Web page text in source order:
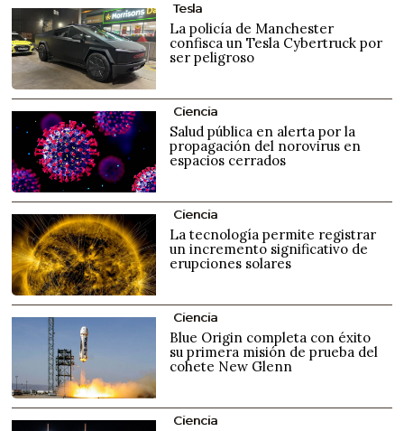
Tesla
La policía de Manchester
confisca un Tesla Cybertruck por
ser peligroso
Ciencia
Salud pública en alerta por la
propagación del norovirus en
espacios cerrados
Ciencia
La tecnología permite registrar
un incremento significativo de
erupciones solares
Ciencia
Blue Origin completa con éxito
su primera misión de prueba del
cohete New Glenn
Ciencia